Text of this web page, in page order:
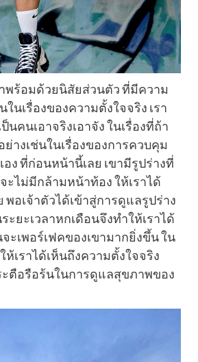
พร้อมด้วยนิสัยส่วนตัว ที่มีความ
นเรื่องของความตั้งใจจริง เรา
นคนเอาจริงเอาจัง ในเรื่องที่ถ้า
างเช่นในเรื่องของการควบคุม
อง ที่ก่อนหน้านี้เลย เขามีรูปร่างที่
ไม่มีกล้ามหน้าท้อง ให้เราได้
พอเจ้าตัวได้เข้าสู่การดูแลรูปร่าง
ะยะเวลาหกเดือนจึงทำให้เราได้
ะเพอร์เฟคของเขามากยิ่งขึ้น ใน
ห้เราได้เห็นถึงความตั้งใจจริง
ตือรือร้นในการดูแลสุขภาพของ